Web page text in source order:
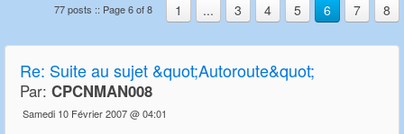
1 ... 3 4 5 6 7 8
77 posts :: Page 6 of 8
Re: Suite au sujet &quot;Autoroute&quot;
Par: CPCNMAN008
Samedi 10 Février 2007 @ 04:01